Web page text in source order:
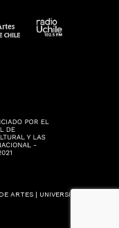
ARTES | UNIVERSIDAD DE